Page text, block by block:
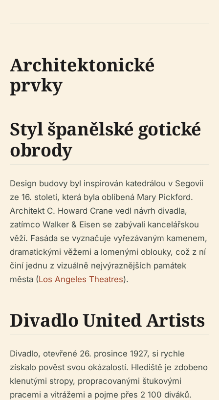
Architektonické
prvky
Styl španělské gotické
obrody
Design budovy byl inspirován katedrálou v Segovii
ze 16. století, která byla oblíbená Mary Pickford.
Architekt C. Howard Crane vedl návrh divadla,
zatímco Walker & Eisen se zabývali kancelářskou
věží. Fasáda se vyznačuje vyřezávaným kamenem,
dramatickými věžemi a lomenými oblouky, což z ní
činí jednu z vizuálně nejvýraznějších památek
města (Los Angeles Theatres).
Divadlo United Artists
Divadlo, otevřené 26. prosince 1927, si rychle
získalo pověst svou okázalostí. Hlediště je zdobeno
klenutými stropy, propracovanými štukovými
pracemi a vitrážemi a pojme přes 2 100 diváků.